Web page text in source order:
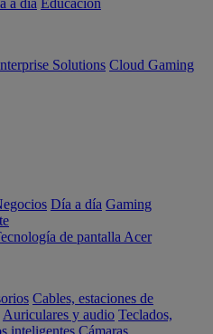
a día Educación
Solutions Cloud Gaming
Día a día Gaming
de pantalla Acer
Cables, estaciones de
Auriculares y audio Teclados,
inteligentes Cámaras